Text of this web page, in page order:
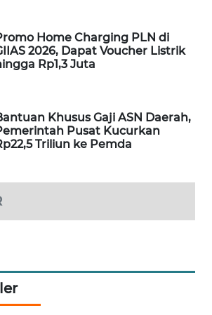
Home Charging PLN di
2026, Dapat Voucher Listrik
Rp1,3 Juta
Khusus Gaji ASN Daerah,
Pusat Kucurkan
Triliun ke Pemda